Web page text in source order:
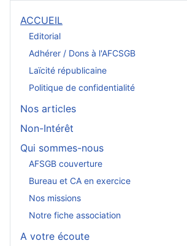
ACCUEIL
Editorial
Adhérer / Dons à l'AFCSGB
Laïcité républicaine
Politique de confidentialité
Nos articles
Non-Intérêt
Qui sommes-nous
AFSGB couverture
Bureau et CA en exercice
Nos missions
Notre fiche association
A votre écoute